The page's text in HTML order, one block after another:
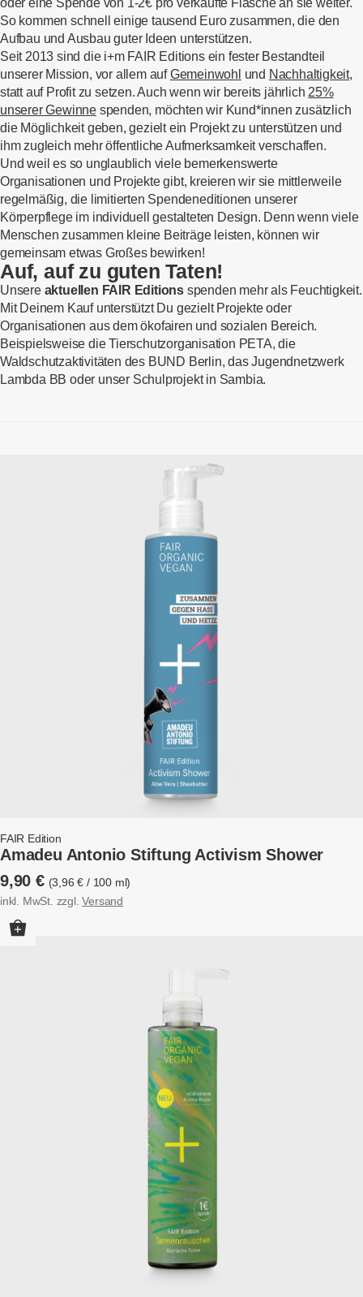
oder eine Spende von 1-2€ pro verkaufte Flasche an sie weiter.
So kommen schnell einige tausend Euro zusammen, die den
Aufbau und Ausbau guter Ideen unterstützen.
Seit 2013 sind die i+m FAIR Editions ein fester Bestandteil
unserer Mission, vor allem aufGemeinwohl und Nachhaltigkeit,
statt auf Profit zu setzen. Auch wenn wir bereits jährlich 25%
unserer Gewinne spenden, möchten wir Kund*innen zusätzlich
die Möglichkeit geben, gezielt ein Projekt zu unterstützen und
ihm zugleich mehr öffentliche Aufmerksamkeit verschaffen.
Und weil es so unglaublich viele bemerkenswerte
Organisationen und Projekte gibt, kreieren wir sie mittlerweile
regelmäßig, die limitierten Spendeneditionen unserer
Körperpflege im individuell gestalteten Design. Denn wenn viele
Menschen zusammen kleine Beiträge leisten, können wir
gemeinsam etwas Großes bewirken!
Auf, auf zu guten Taten!
Unsere aktuellen FAIR Editions spenden mehr als Feuchtigkeit.
Mit Deinem Kauf unterstützt Du gezielt Projekte oder
Organisationen aus dem ökofairen und sozialen Bereich.
Beispielsweise die Tierschutzorganisation PETA, die
Waldschutzaktivitäten des BUND Berlin, das Jugendnetzwerk
Lambda BB oder unser Schulprojekt in Sambia.
FAIR Edition
Amadeu Antonio Stiftung Activism Shower
9,90 € 3,96€ / 100 ml
inkl. MwSt. zzgl.Versand